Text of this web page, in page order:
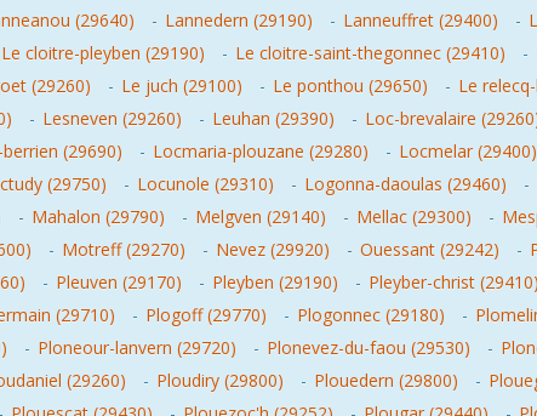
(29640) - Lannedern (29190) - Lanneuffret (29400) -
Le cloitre-pleyben (29190) - Le cloitre-saint-thegonnec (29410) -
(29260) - Le juch (29100) - Le ponthou (29650) - Le
- Lesneven (29260) - Leuhan (29390) - Loc-brevalaire
(29690) - Locmaria-plouzane (29280) - Locmelar (29400)
(29750) - Locunole (29310) - Logonna-daoulas (29460) -
- Mahalon (29790) - Melgven (29140) - Mellac (29300) -
- Motreff (29270) - Nevez (29920) - Ouessant (29242) -
- Pleuven (29170) - Pleyben (29190) - Pleyber-christ (29410)
(29710) - Plogoff (29770) - Plogonnec (29180) -
- Ploneour-lanvern (29720) - Plonevez-du-faou (29530) -
(29260) - Ploudiry (29800) - Plouedern (29800) -